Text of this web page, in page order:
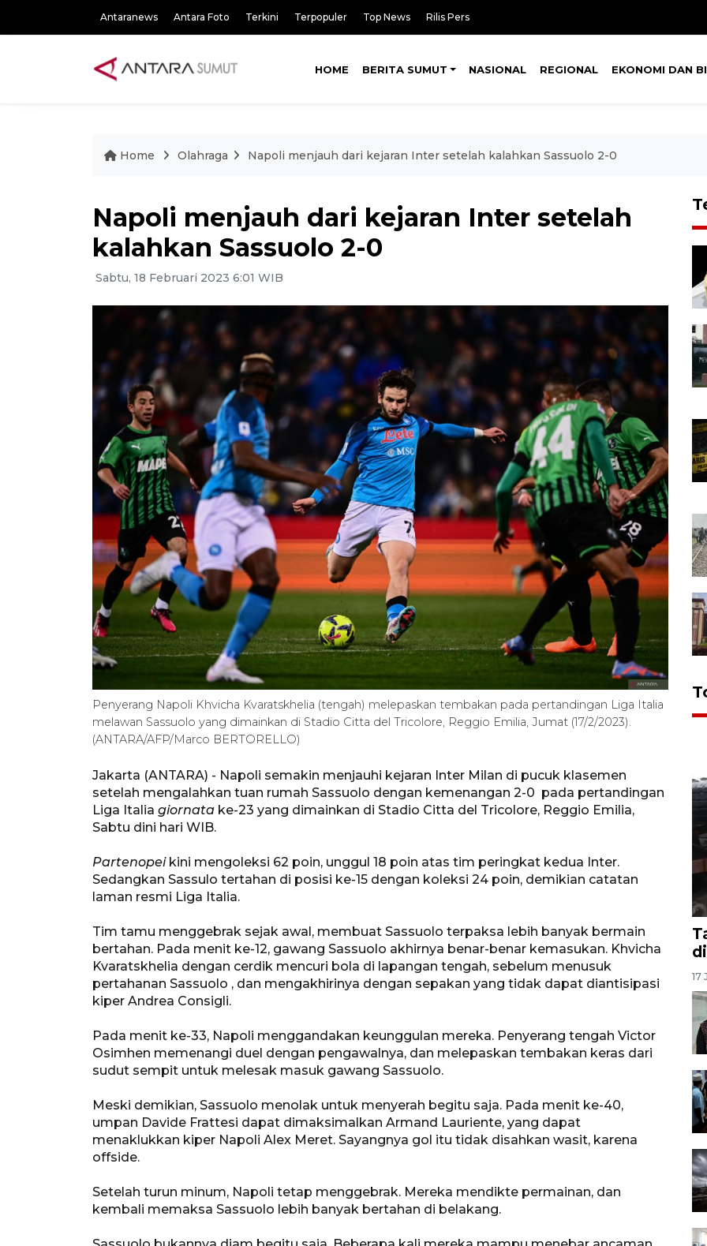
Antaranews Antara Foto Terkini Terpopuler Top News Rilis Pers
HOME BERITA SUMUT NASIONAL REGIONAL EKONOMI DAN
Home Olahraga Napoli menjauh dari kejaran Inter setelah kalahkan Sassuolo 2-0
Napoli menjauh dari kejaran Inter setelah
kalahkan Sassuolo 2-0
Sabtu, 18 Februari 2023 6:01 WIB
Penyerang Napoli Khvicha Kvaratskhelia (tengah) melepaskan tembakan pada pertandingan Liga Italia
melawan Sassuolo yang dimainkan di Stadio Citta del Tricolore, Reggio Emilia, Jumat (17/2/2023).
(ANTARA/AFP/Marco BERTORELLO)
Jakarta (ANTARA) - Napoli semakin menjauhi kejaran Inter Milan di pucuk klasemen
setelah mengalahkan tuan rumah Sassuolo dengan kemenangan 2-0 pada pertandingan
Liga Italia giornata ke-23 yang dimainkan di Stadio Citta del Tricolore, Reggio Emilia,
Sabtu dini hari WIB.
Partenopeikini mengoleksi 62 poin, unggul 18 poin atas tim peringkat kedua Inter.
Sedangkan Sassulo tertahan di posisi ke-15 dengan koleksi 24 poin, demikian catatan
laman resmi Liga Italia.
Tim tamu menggebrak sejak awal, membuat Sassuolo terpaksa lebih banyak bermain
bertahan. Pada menit ke-12, gawang Sassuolo akhirnya benar-benar kemasukan. Khvicha
Kvaratskhelia dengan cerdik mencuri bola di lapangan tengah, sebelum menusuk
pertahanan Sassuolo , dan mengakhirinya dengan sepakan yang tidak dapat diantisipasi
kiper Andrea Consigli.
Pada menit ke-33, Napoli menggandakan keunggulan mereka. Penyerang tengah Victor
Osimhen memenangi duel dengan pengawalnya, dan melepaskan tembakan keras dari
sudut sempit untuk melesak masuk gawang Sassuolo.
Meski demikian, Sassuolo menolak untuk menyerah begitu saja. Pada menit ke-40,
umpan Davide Frattesi dapat dimaksimalkan Armand Lauriente, yang dapat
menaklukkan kiper Napoli Alex Meret. Sayangnya gol itu tidak disahkan wasit, karena
offside.
Setelah turun minum, Napoli tetap menggebrak. Mereka mendikte permainan, dan
kembali memaksa Sassuolo lebih banyak bertahan di belakang.
17